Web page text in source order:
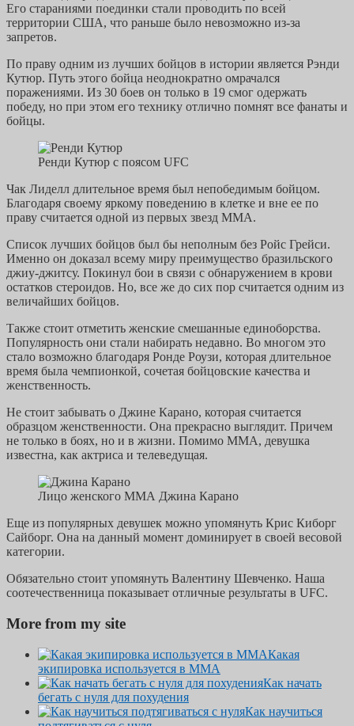
Его стараниями поединки стали проводить по всей
территории США, что раньше было невозможно из-за
запретов.
По праву одним из лучших бойцов в истории является Рэнди
Кутюр. Путь этого бойца неоднократно омрачался
поражениями. Из 30 боев он только в 19 смог одержать
победу, но при этом его технику отлично помнят все фанаты и
бойцы.
Ренди Кутюр с поясом UFC
Чак Лиделл длительное время был непобедимым бойцом.
Благодаря своему яркому поведению в клетке и вне ее по
праву считается одной из первых звезд ММА.
Список лучших бойцов был бы неполным без Ройс Грейси.
Именно он доказал всему миру преимущество бразильского
джиу-джитсу. Покинул бои в связи с обнаружением в крови
остатков стероидов. Но, все же до сих пор считается одним из
величайших бойцов.
Также стоит отметить женские смешанные единоборства.
Популярность они стали набирать недавно. Во многом это
стало возможно благодаря Ронде Роузи, которая длительное
время была чемпионкой, сочетая бойцовские качества и
женственность.
Не стоит забывать о Джине Карано, которая считается
образцом женственности. Она прекрасно выглядит. Причем
не только в боях, но и в жизни. Помимо ММА, девушка
известна, как актриса и телеведущая.
Лицо женского ММА Джина Карано
Еще из популярных девушек можно упомянуть Крис Киборг
Сайборг. Она на данный момент доминирует в своей весовой
категории.
Обязательно стоит упомянуть Валентину Шевченко. Наша
соотечественница показывает отличные результаты в UFC.
More from my site
Какая
экипировка используется в ММА
Как начать
бегать с нуля для похудения
Как научиться